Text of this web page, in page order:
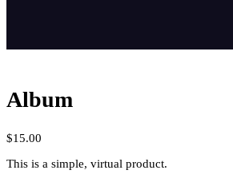
Album
$15.00
This is a simple, virtual product.